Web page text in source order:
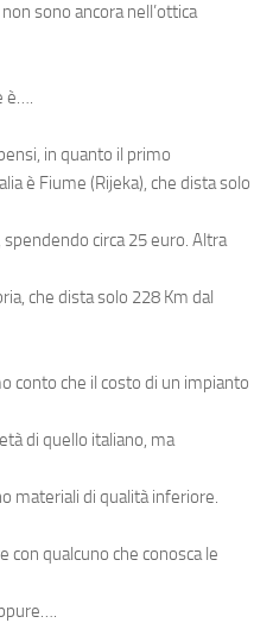
sono ancora nell’ottica
è….
in quanto il primo
è Fiume (Rijeka), che dista solo
circa 25 euro. Altra
che dista solo 228 Km dal
conto che il costo di un impianto
di quello italiano, ma
materiali di qualità inferiore.
con qualcuno che conosca le